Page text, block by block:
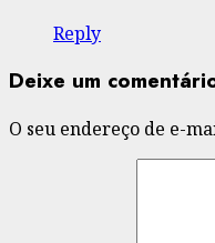
Reply
Deixe um
O seu endereço de e-